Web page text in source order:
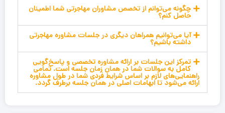
چگونه می‌توانم از تخصص مشاوران مهاجرتی شما اطمینان
حاصل کنم؟
آیا می‌توانیم همراهان دیگری در جلسات مشاوره مهاجرتی
داشته باشیم؟
تمرکز این جلسات بر ارائه مشاوره تخصصی و پاسخ‌گویی
کامل به سوالات شما در همان زمان جلسه است. تمامی
راهنمایی‌های لازم بر اساس شرایط فردی شما در طول مشاوره
ارائه می‌شود تا ابهامات اصلی در همان جلسه برطرف گردد.